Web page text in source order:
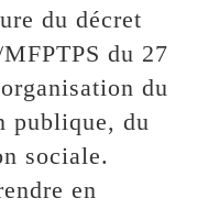
du décret
du 27
du
publique, du
sociale.
en